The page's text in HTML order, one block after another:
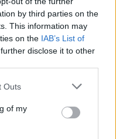
by third parties on the
This information may
on the IAB’s List of
disclose it to other
Outs
of my